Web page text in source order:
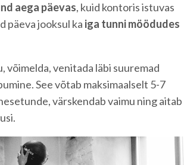
aega päevas, kuid kontoris istuvas
päeva jooksul ka iga tunni möödudes
võimelda, venitada läbi suuremad
See võtab maksimaalselt 5-7
värskendab vaimu ning aitab